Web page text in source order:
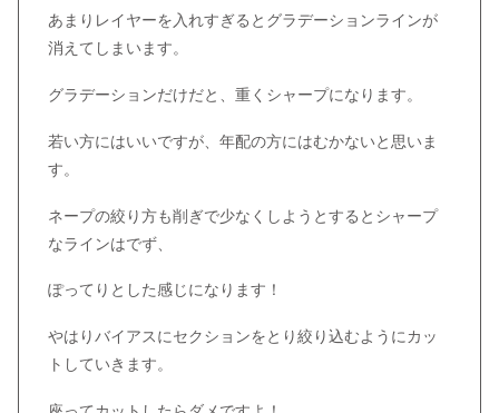
あまりレイヤーを入れすぎるとグラデーションラインが
消えてしまいます。
グラデーションだけだと、重くシャープになります。
若い方にはいいですが、年配の方にはむかないと思いま
す。
ネープの絞り方も削ぎで少なくしようとするとシャープ
なラインはでず、
ぽってりとした感じになります！
やはりバイアスにセクションをとり絞り込むようにカッ
トしていきます。